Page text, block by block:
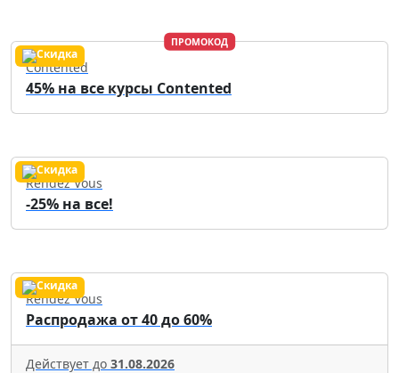
ПРОМОКОД
Contented
45% на все курсы Contented
Rendez Vous
-25% на все!
Rendez Vous
Распродажа от 40 до 60%
Действует до 31.08.2026